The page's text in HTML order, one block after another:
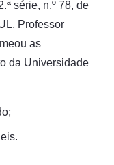
série, n.º 78, de
Professor
as
da Universidade